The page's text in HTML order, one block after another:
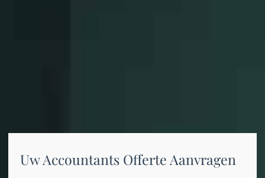
Uw Accountants Offerte Aanvragen